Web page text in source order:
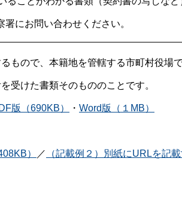
にお問い合わせください。
ので、本籍地を管轄する市町村役場
受けた書類そのもののことです。
版（690KB） ・ Word版（１MB）
） ／ （記載例２）別紙にURLを記